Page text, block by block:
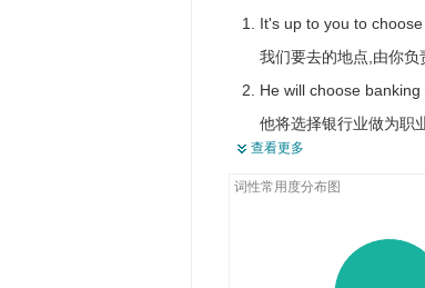
不相上下，难分高低，
It's up to you to
我们要去的地点,由你负
He will choose banking
他将选择银行业做为职
He chose not to go
他决定晚一点才回家。
查看更多
词性常用度分布图